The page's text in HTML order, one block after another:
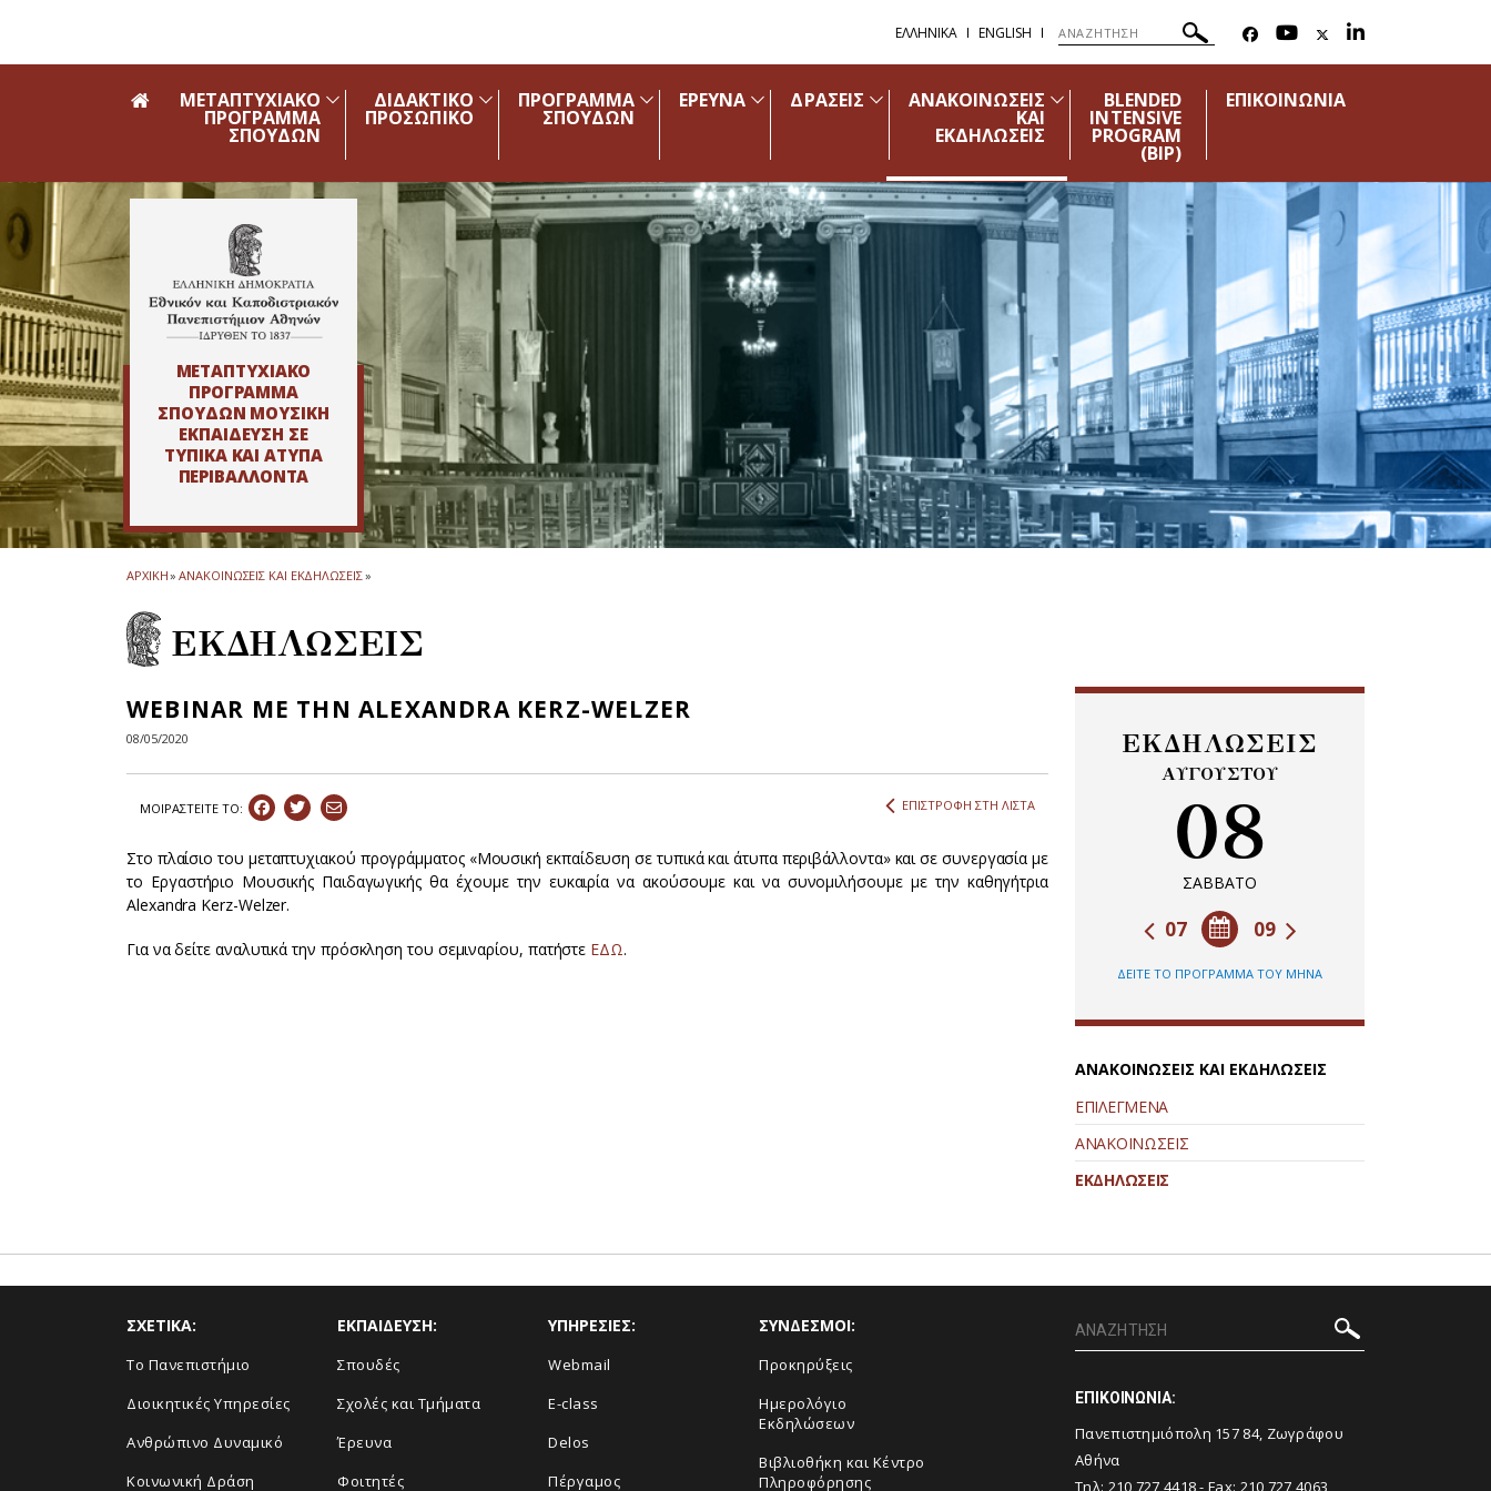
ΕΛΛΗΝΙΚΑ ENGLISH
ΜΕΤΑΠΤΥΧΙΑΚΟ
ΠΡΟΓΡΑΜΜΑ
ΣΠΟΥΔΩΝ
ΔΙΔΑΚΤΙΚΟ
ΠΡΟΣΩΠΙΚΟ
ΠΡΟΓΡΑΜΜΑ
ΣΠΟΥΔΩΝ
ΕΡΕΥΝΑ ΔΡΑΣΕΙΣ ΑΝΑΚΟΙΝΩΣΕΙΣ
ΚΑΙ
ΕΚΔΗΛΩΣΕΙΣ
BLENDED
INTENSIVE
PROGRAM
(ΒΙΡ)
ΕΠΙΚΟΙΝΩΝΙΑ
ΜΕΤΑΠΤΥΧΙΑΚΟ
ΠΡΟΓΡΑΜΜΑ
ΣΠΟΥΔΩΝ ΜΟΥΣΙΚΗ
ΕΚΠΑΙΔΕΥΣΗ ΣΕ
ΤΥΠΙΚΑ ΚΑΙ ΑΤΥΠΑ
ΠΕΡΙΒΑΛΛΟΝΤΑ
ΑΡΧΙΚΗ» ΑΝΑΚΟΙΝΩΣΕΙΣ ΚΑΙ ΕΚΔΗΛΩΣΕΙΣ»
ΕΚΔΗΛΩΣΕΙΣ
WEBINAR ΜΕ ΤΗΝ ALEXANDRA KERZ-WELZER
08/05/2020
ΜΟΙΡΑΣΤEIΤΕ ΤΟ: ΕΠΙΣΤΡΟΦΗ ΣΤΗ ΛΙΣΤΑ
Στο πλαίσιο του μεταπτυχιακού προγράμματος «Μουσική εκπαίδευση σε τυπικά και άτυπα περιβάλλοντα» και σε συνεργασία με
το Eργαστήριο Μουσικής Παιδαγωγικής θα έχουμε την ευκαιρία να ακούσουμε και να συνομιλήσουμε με την καθηγήτρια
Αlexandra Κerz-Welzer.
Για να δείτε αναλυτικά την πρόσκληση του σεμιναρίου, πατήστε ΕΔΩ.
ΕΚΔΗΛΩΣΕΙΣ
ΑΥΓΟΥΣΤΟΥ
08
ΣΑΒΒΑΤΟ
09
07
ΔΕΙΤΕ ΤΟ ΠΡΟΓΡΑΜΜΑ ΤΟΥ ΜΗΝΑ
ΑΝΑΚΟΙΝΩΣΕΙΣ ΚΑΙ ΕΚΔΗΛΩΣΕΙΣ
ΕΠΙΛΕΓΜΕΝΑ
ΑΝΑΚΟΙΝΩΣΕΙΣ
ΕΚΔΗΛΩΣΕΙΣ
ΣΧΕΤΙΚΑ:
Το Πανεπιστήμιο
Διοικητικές Υπηρεσίες
Ανθρώπινο Δυναμικό
Κοινωνική Δράση
ΕΚΠΑΙΔΕΥΣΗ:
Σπουδές
Σχολές και Τμήματα
Έρευνα
Φοιτητές
ΥΠΗΡΕΣΙΕΣ:
Webmail
E-class
Delos
Πέργαμος
ΣΥΝΔΕΣΜΟΙ:
Προκηρύξεις
Ημερολόγιο
Εκδηλώσεων
Βιβλιοθήκη και Κέντρο
Πληροφόρησης
ΕΠΙΚΟΙΝΩΝΙΑ:
Πανεπιστημιόπολη 157 84, Ζωγράφου
Αθήνα